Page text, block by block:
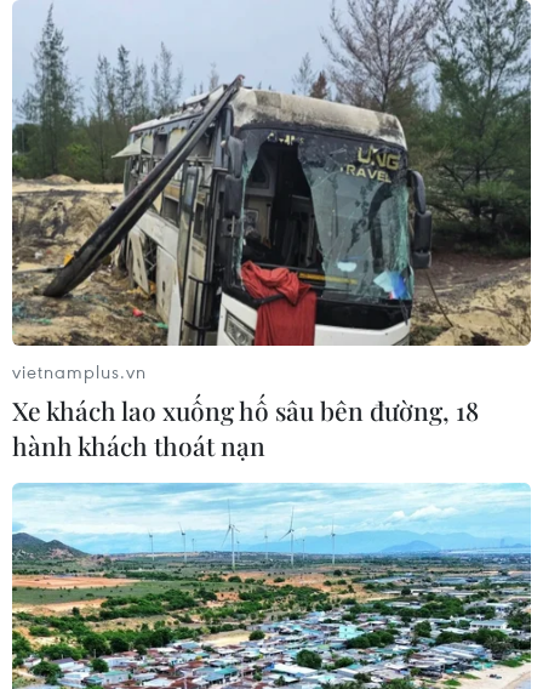
29/07/2026 05:17
Johnson & Johnson chi 5,5 tỷ USD
dàn xếp vụ kiện phấn rôm gây ung
thư
28/07/2026 04:37
Panama cảnh báo ổ dịch hô hấp lạ
sau 6 ca tử vong liên tiếp
Nắng nóng khốc liệt tại Mỹ và Hàn
Quốc đe dọa sức khỏe cộng đồng
27/07/2026 23:07
Số ca nhiễm virus Tây sông Nile gia
tăng khắp châu Âu
vietnamplus.vn
Xe khách lao xuống hố sâu bên đường, 18
hành khách thoát nạn